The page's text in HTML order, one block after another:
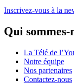
Inscrivez-vous à la
Qui sommes-
La Télé de
Notre équipe
Nos partenaires
Contactez-nous